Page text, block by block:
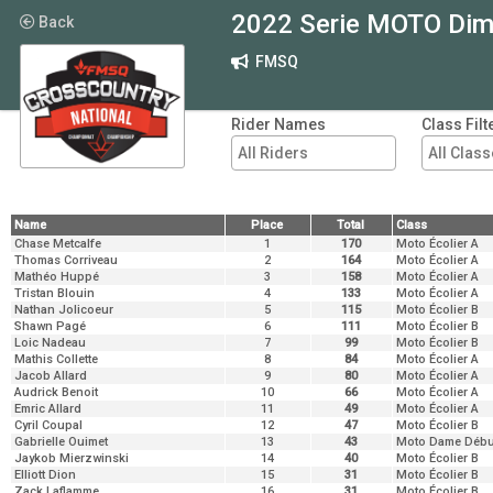
Back 2022 Serie MOTO
FMSQ
Rider Names Class
Name Place Total Class
Name
Place Total Class
Chase Metcalfe 1 170 Moto Écolier A
Thomas Corriveau
2 164 Moto Écolier A
Mathéo Huppé 3 158 Moto Écolier A
Tristan Blouin 4 133 Moto Écolier A
Nathan Jolicoeur 5 115 Moto Écolier B
Shawn Pagé
6 111 Moto Écolier B
Loic Nadeau 7 99 Moto Écolier B
Mathis Collette 8 84 Moto Écolier A
Jacob Allard
9 80 Moto Écolier A
Audrick Benoit 10 66 Moto Écolier A
Emric Allard 11 49 Moto Écolier A
Cyril Coupal
12 47 Moto Écolier B
Gabrielle Ouimet
13 43 Moto Dame
Jaykob Mierzwinski
14 40 Moto Écolier B
Elliott Dion 15 31 Moto Écolier B